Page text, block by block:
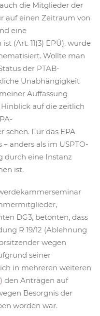
die Mitglieder der
auf einen Zeitraum von
eine
(Art. 11(3) EPÜ), wurde
Wollte man
der PTAB-
Unabhängigkeit
Auffassung
auf die zeitlich
Für das EPA
anders als im USPTO-
durch eine Instanz
ist.
DG3, betonten, dass
R 19/12 (Ablehnung
wegen
seiner
in mehreren weiteren
) den Anträgen auf
Besorgnis der
worden war.